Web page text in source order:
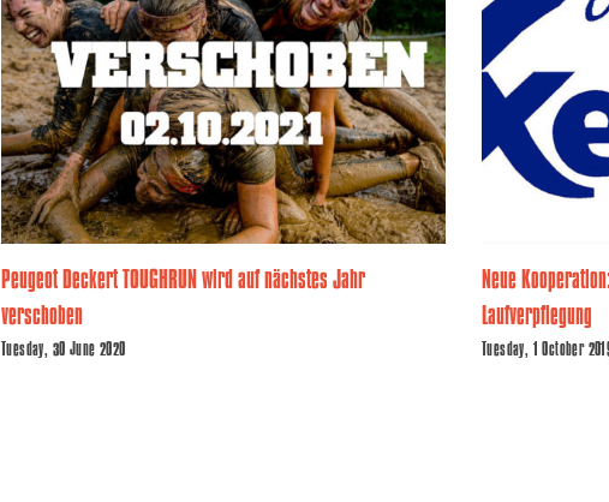
Peugeot Deckert TOUGHRUN wird auf nächstes Jahr
verschoben
Tuesday, 30 June 2020
Neue
Laufverpflegung
Tuesday, 1 October